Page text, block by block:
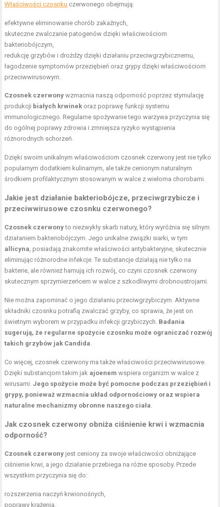
Właściwości czosnku czerwonego obejmują:
efektywne eliminowanie chorób zakaźnych,
skuteczne zwalczanie patogenów dzięki właściwościom
bakteriobójczym,
redukcję grzybów i drożdży dzięki działaniu przeciwgrzybicznemu,
łagodzenie symptomów przeziębień oraz grypy dzięki właściwościom
przeciwwirusowym.
Czosnek czerwony wzmacnia naszą odporność poprzez stymulację
produkcji białych krwinek oraz poprawę funkcji systemu
immunologicznego. Regularne spożywanie tego warzywa przyczynia się
do ogólnej poprawy zdrowia i zmniejsza ryzyko wystąpienia
różnorodnych schorzeń.
Dzięki swoim unikalnym właściwościom czosnek czerwony jest nie tylko
popularnym dodatkiem kulinarnym, ale także cenionym naturalnym
środkiem profilaktycznym stosowanym w walce z wieloma chorobami.
Jakie jest działanie bakteriobójcze, przeciwgrzybicze i
przeciwwirusowe czosnku czerwonego?
Czosnek czerwonyto niezwykły skarb natury, który wyróżnia się silnym
działaniem bakteriobójczym. Jego unikalne związki siarki, w tym
allicyna, posiadają znakomite właściwości antybakteryjne, skutecznie
eliminując różnorodne infekcje. Te substancje działają nie tylko na
bakterie, ale również hamują ich rozwój, co czyni czosnek czerwony
skutecznym sprzymierzeńcem w walce z szkodliwymi drobnoustrojami.
Nie można zapominać o jego działaniu przeciwgrzybiczym. Aktywne
składniki czosnku potrafią zwalczać grzyby, co sprawia, że jest on
świetnym wyborem w przypadku infekcji grzybiczych. Badania
sugerują, że regularne spożycie czosnku może ograniczać rozwój
takich grzybów jak Candida.
Co więcej, czosnek czerwony ma także właściwości przeciwwirusowe.
Dzięki substancjom takim jak ajoenem wspiera organizm w walce z
wirusami.Jego spożycie może być pomocne podczas przeziębień i
grypy, ponieważ wzmacnia układ odpornościowy oraz wspiera
naturalne mechanizmy obronne naszego ciała.
Jak czosnek czerwony obniża ciśnienie krwi i wzmacnia
odporność?
Czosnek czerwony jest ceniony za swoje właściwości obniżające
ciśnienie krwi, a jego działanie przebiega na różne sposoby. Przede
wszystkim przyczynia się do:
rozszerzenia naczyń krwionośnych,
poprawy krążenia,